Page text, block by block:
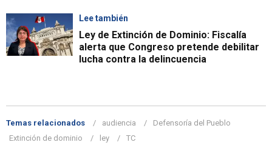
Lee también
Ley de Extinción de Dominio: Fiscalía
alerta que Congreso pretende debilitar
lucha contra la delincuencia
Temas relacionados audiencia
Defensoría del Pueblo
Extinción de dominio
ley TC